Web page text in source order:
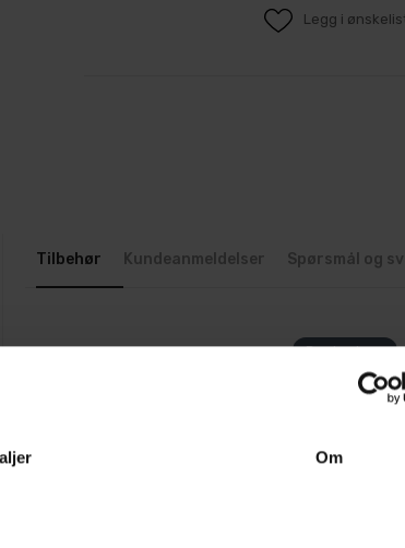
Om
Legg i
Tilbehør Kundeanmeldelser Spørsmål og